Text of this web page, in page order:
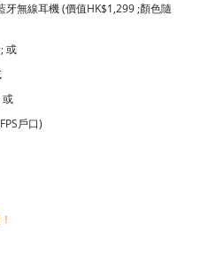
牙無線耳機 (價值HK$1,299 ;顏色隨
或
或
戶口)